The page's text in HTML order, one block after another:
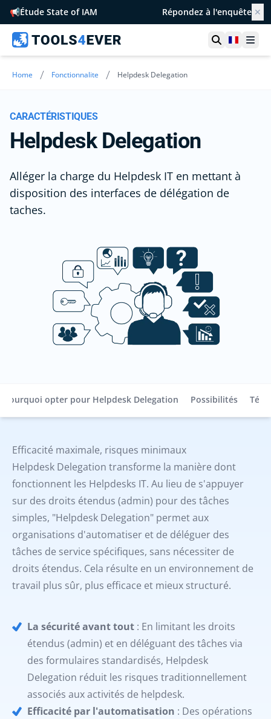
📢Étude State of IAM Répondez à l'enquête ✕
Ouvrir la
France
Home / Fonctionnalite / Helpdesk Delegation
CARACTÉRISTIQUES
Helpdesk Delegation
Alléger la charge du Helpdesk IT en mettant à
disposition des interfaces de délégation de
taches.
Pourquoi opter pour Helpdesk Delegation Possibilités
Efficacité maximale, risques minimaux
Helpdesk Delegation transforme la manière dont
fonctionnent les Helpdesks IT. Au lieu de s'appuyer
sur des droits étendus (admin) pour des tâches
simples, "Helpdesk Delegation" permet aux
organisations d'automatiser et de déléguer des
tâches de service spécifiques, sans nécessiter de
droits étendus. Cela résulte en un environnement de
travail plus sûr, plus efficace et mieux structuré.
La sécurité avant tout : En limitant les droits
étendus (admin) et en déléguant des tâches via
des formulaires standardisés, Helpdesk
Delegation réduit les risques traditionnellement
associés aux activités de helpdesk.
Efficacité par l'automatisation : Des opérations